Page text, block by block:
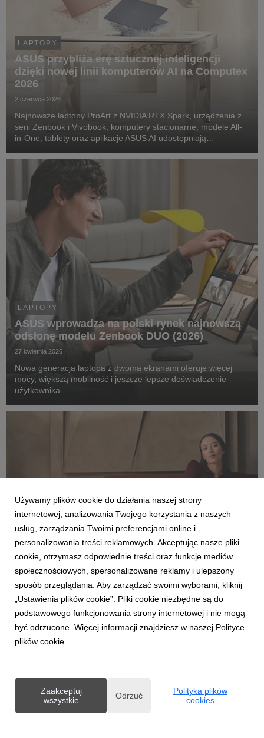
LAPTOPY
ASUS przybliża erę sztucznej inteligencji
dzięki nowej linii komputerów AI na Computex
2026
2 czerwca 2026
Najnowsze laptopy ProArt z NVIDIA RTX Spark, urządzenia z
serii Zenbook i Vivobook, komputery stacjonarne, modele All-
in-One, tablety oraz aplikacje ASUS AI udostępniają
sztucznej inteligencji szerokiemu gronu użytkowników...
LAPTOPY
ASUS wprowadza na polski rynek najnowszą
odsłonę modelu Zenbook DUO (2026)
27 kwietnia 2026
Nowa generacja laptopa z dwoma ekranami oferuje więcej
mocy, większą mobilność i jeszcze lepsze doświadczenie
użytkownika.
LAPTOPY
ASUS wprowadza na polski rynek nowe
modele laptopów: Zenbook A14 (UX3407) oraz
Zenbook A16 (UX3607)
20 kwietnia 2026
ASUS prezentuje dwa przełomowe modele z serii Zenbook,
które redefiniują standardy mobilności i wydajności. Zenbook
A14 o wadze zaledwie 990 g oraz Zenbook A16 z ekranem 3K
Używamy plików cookie do działania naszej strony
internetowej, analizowania Twojego korzystania z naszych
usług, zarządzania Twoimi preferencjami online i
personalizowania treści reklamowych. Akceptując nasze pliki
cookie, otrzymasz odpowiednie treści oraz funkcje mediów
społecznościowych, spersonalizowane reklamy i ulepszony
sposób przeglądania. Aby zarządzać swoimi wyborami, kliknij
„Ustawienia plików cookie”. Pliki cookie niezbędne są do
podstawowego funkcjonowania strony internetowej i nie mogą
być odrzucone. Więcej informacji znajdziesz w naszej Polityce
plików cookie.
Zaakceptuj
wszystkie
Odrzuć
Polityka plików
cookies